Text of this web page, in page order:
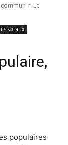
Le
sociaux
populaires